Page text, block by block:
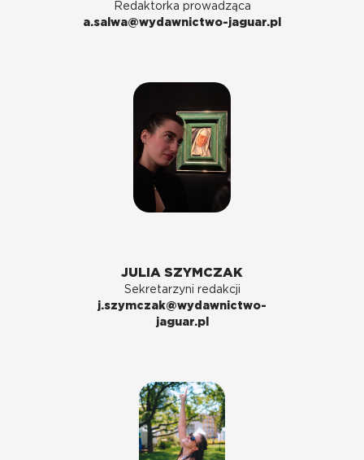
Redaktorka prowadząca
a.salwa@wydawnictwo-jaguar.pl
JULIA SZYMCZAK
Sekretarzyni redakcji
j.szymczak@wydawnictwo-
jaguar.pl